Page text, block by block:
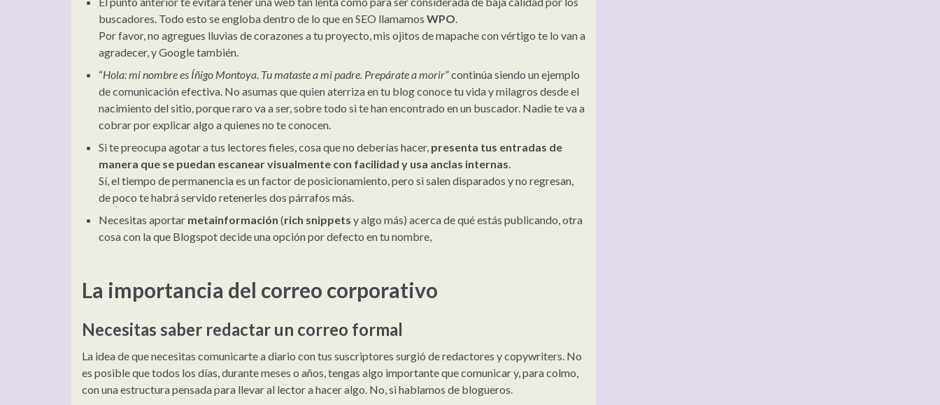
buscadores. Todo esto se engloba dentro de lo que en SEO llamamos WPO
Por favor, no agregues lluvias de corazones a tu proyecto, mis ojitos de mapache con vértigo te lo van a
agradecer, y Google también.
“Hola: mi nombre es Íñigo Montoya. Tu mataste a mi padre. Prepárate a morir” continúa siendo un ejemplo
de comunicación efectiva. No asumas que quien aterriza en tu blog conoce tu vida y milagros desde el
nacimiento del sitio, porque raro va a ser, sobre todo si te han encontrado en un buscador. Nadie te va a
cobrar por explicar algo a quienes no te conocen.
Si te preocupa agotar a tus lectores fieles, cosa que no deberías hacer, presenta tus entradas de
manera que se puedan escanear visualmente con facilidad y usa anclas internas
Sí, el tiempo de permanencia es un factor de posicionamiento, pero si salen disparados y no regresan,
de poco te habrá servido retenerles dos párrafos más.
Necesitas aportar metainformación (rich snippets y algo más) acerca de qué estás publicando, otra
cosa con la que Blogspot decide una opción por defecto en tu nombre,
La importancia del correo corporativo
Necesitas saber redactar un correo formal
La idea de que necesitas comunicarte a diario con tus suscriptores surgió de redactores y copywriters. No
es posible que todos los días, durante meses o años, tengas algo importante que comunicar y, para colmo,
con una estructura pensada para llevar al lector a hacer algo. No, si hablamos de blogueros.